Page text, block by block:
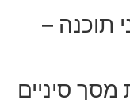
תוכנה –
מסך סיניים